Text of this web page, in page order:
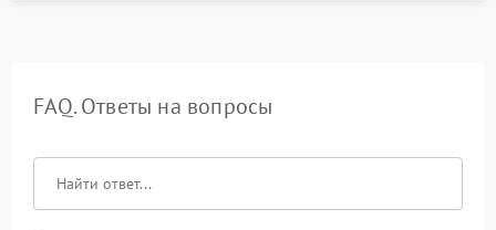
FAQ. Ответы на вопросы